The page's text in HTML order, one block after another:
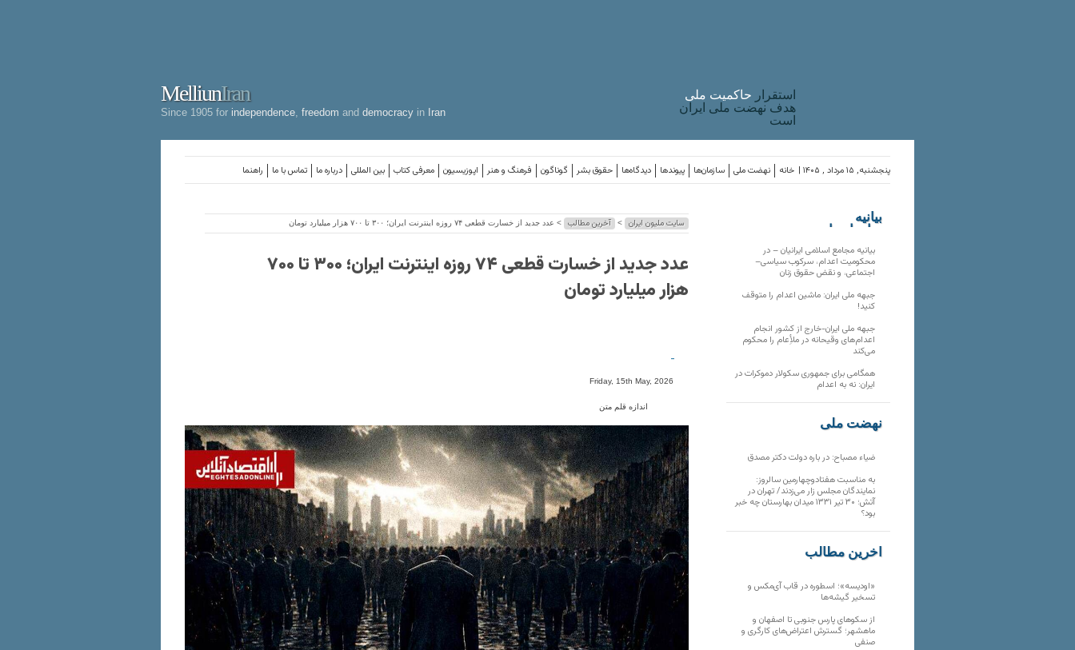
MelliunIran
Since 1905 for independence freedom and democracy in Iran
استقرار حاکميت ملی
هدف نهضت ملی ایران
است
راهنما تماس با ما درباره ما بین المللی معرفی کتاب اپوزیسیون فرهنگ و هنر گوناگون حقوق بشر دیدگاه‌ها پیوندها سازمان‌ها نهضت ملی خانه پنجشنبه, ۱۵ مرداد , ۱۴۰۵ |
سایت ملیون ایران > آخرین مطالب > عدد جدید از خسارت قطعی ۷۴ روزه اینترنت ایران؛ ۳۰۰ تا ۷۰۰ هزار میلیارد تومان
عدد جدید از خسارت قطعی ۷۴ روزه اینترنت ایران؛ ۳۰۰ تا ۷۰۰
هزار میلیارد تومان
-
Friday, 15th May, 2026
اندازه قلم متن
بیانیه
سازمان‌های
بیانیه مجامع اسلامی ایرانیان – در
محکومیت اعدام، سرکوب سیاسی–
اجتماعی، و نقض حقوق زنان
جبهه ملی ایران: ماشین اعدام را متوقف
کنید!
جبهه ملی ایران-خارج از کشور انجام
اعدام‌های وقیحانه در ملأِعام را محکوم
می‌کند
همگامی برای جمهوری سکولار دموکرات در
ایران: نه به اعدام
نهضت ملی
ضیاء مصباح: در باره دولت دکتر مصدق
به مناسبت هفتادوچهارمین سالروز:
نمایندگان مجلس زار می‌زدند/ تهران در
آتش؛ ۳۰ تیر ۱۳۳۱ میدان بهارستان چه خبر
بود؟
آخرین مطالب
«اودیسه»؛ اسطوره در قاب آی‌مکس و
تسخیر گیشه‌ها
از سکوهای پارس جنوبی تا اصفهان و
ماهشهر؛ گسترش اعتراض‌های کارگری و
صنفی